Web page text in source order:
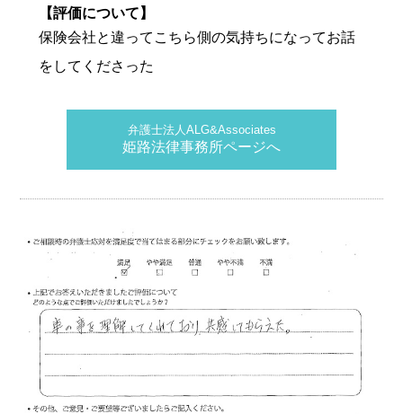
【評価について】
保険会社と違ってこちら側の気持ちになってお話
をしてくださった
弁護士法人ALG&Associates
姫路法律事務所ページへ